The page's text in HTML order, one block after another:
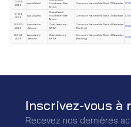
13-04-
2025
Ass. Al Assil
Fouchéna–Ben
Arous
Concours National de Saut D'Obstacles
13-04-
2025
Ass. Al Assil
Club Al Assil
Fouchéna–Ben
Arous
Concours National de Saut D'Obstacles
09-02-
2025
Association
Jafoura
Club Jaafoura -
SFAX
Concours National de Saut d'Obstacles
(Ranking)
09-02-
2025
Association
Jafoura
Club Jaafoura -
SFAX
Concours National de Saut d'Obstacles
(Ranking)
Inscrivez-vous à
Recevez nos dernières